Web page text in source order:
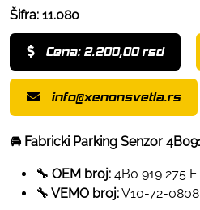
Šifra: 11.080
Cena: 2.200,00 rsd
info@xenonsvetla.rs
🚘 Fabricki Parking Senzor
🔧 OEM broj: 4B0 919 275 E
🔧 VEMO broj:V10-72-0808